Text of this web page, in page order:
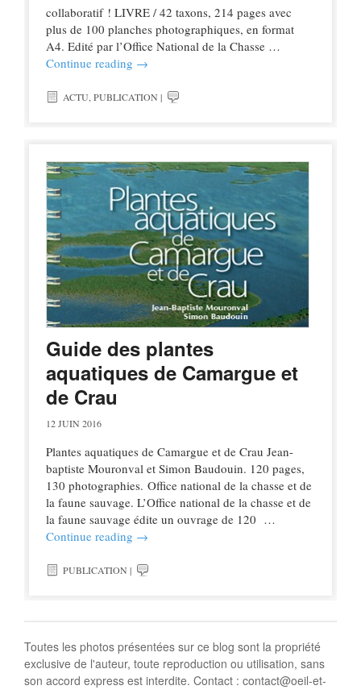
collaboratif ! LIVRE / 42 taxons, 214 pages avec
plus de 100 planches photographiques, en format
A4. Edité par l’Office National de la Chasse …
Continue reading →
ACTU PUBLICATION |
Guide des plantes
aquatiques de Camargue et
de Crau
12 JUIN 2016
Plantes aquatiques de Camargue et de Crau Jean-
baptiste Mouronval et Simon Baudouin. 120 pages,
130 photographies. Office national de la chasse et de
la faune sauvage. L’Office national de la chasse et de
la faune sauvage édite un ouvrage de 120 …
Continue reading →
PUBLICATION |
Toutes les photos présentées sur ce blog sont la propriété
exclusive de l'auteur, toute reproduction ou utilisation, sans
son accord express est interdite. Contact : contact@oeil-et-